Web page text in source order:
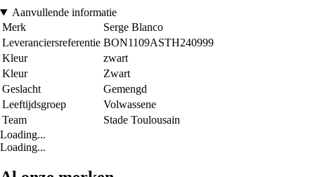
Aanvullende informatie
Merk
Serge Blanco
Leveranciersreferentie BON1109ASTH240999
Kleur
zwart
Kleur
Zwart
Geslacht
Gemengd
Leeftijdsgroep
Volwassene
Team
Stade Toulousain
Loading...
Loading...